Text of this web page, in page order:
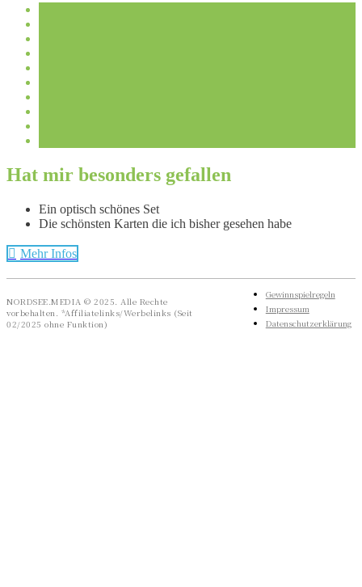
Hat mir besonders gefallen
Ein optisch schönes Set
Die schönsten Karten die ich bisher gesehen habe
Mehr Infos
NORDSEE.MEDIA © 2025. Alle Rechte
vorbehalten. *Affiliatelinks/Werbelinks (Seit
02/2025 ohne Funktion)
Gewinnspielregeln
Impressum
Datenschutzerklärung